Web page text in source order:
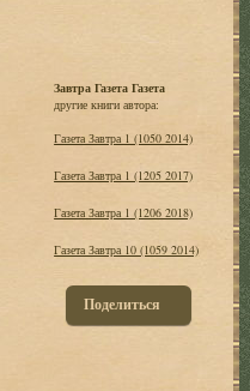
Завтра Газета Газета
другие книги автора:
Газета Завтра 1 (1050 2014)
Газета Завтра 1 (1205 2017)
Газета Завтра 1 (1206 2018)
Газета Завтра 10 (1059 2014)
Поделиться